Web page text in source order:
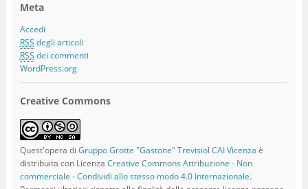
Meta
Accedi
RSS degli articoli
RSS dei commenti
WordPress.org
Creative Commons
Quest'opera di Gruppo Grotte "Gastone" Trevisiol CAI Vicenza è
distribuita con Licenza Creative Commons Attribuzione - Non
commerciale - Condividi allo stesso modo 4.0 Internazionale.